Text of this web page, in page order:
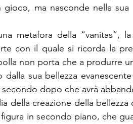
ma nasconde nella sua
metafora della “vanitas”,
con il quale si ricorda la
non porta che a produrre
dalla sua bellezza
dopo che avrà
della creazione della bellezza
in secondo piano, che